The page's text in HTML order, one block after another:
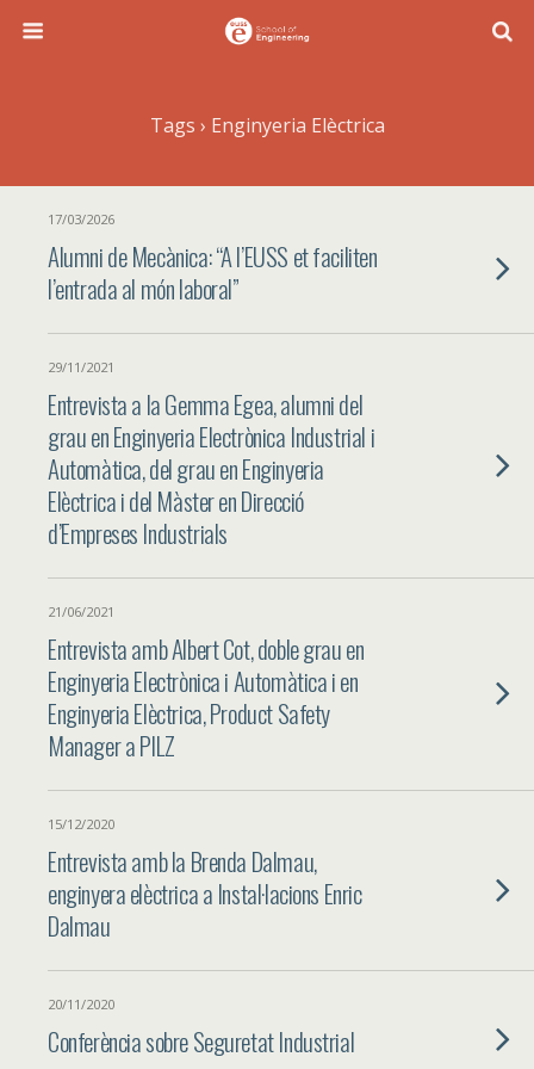
Tags › Enginyeria Elèctrica
17/03/2026
Alumni de Mecànica: “A l’EUSS et faciliten
l’entrada al món laboral”
29/11/2021
Entrevista a la Gemma Egea, alumni del
grau en Enginyeria Electrònica Industrial i
Automàtica, del grau en Enginyeria
Elèctrica i del Màster en Direcció
d’Empreses Industrials
21/06/2021
Entrevista amb Albert Cot, doble grau en
Enginyeria Electrònica i Automàtica i en
Enginyeria Elèctrica, Product Safety
Manager a PILZ
15/12/2020
Entrevista amb la Brenda Dalmau,
enginyera elèctrica a Instal·lacions Enric
Dalmau
20/11/2020
Conferència sobre Seguretat Industrial